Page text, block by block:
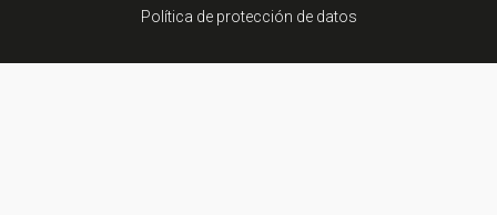
Política de protección de datos